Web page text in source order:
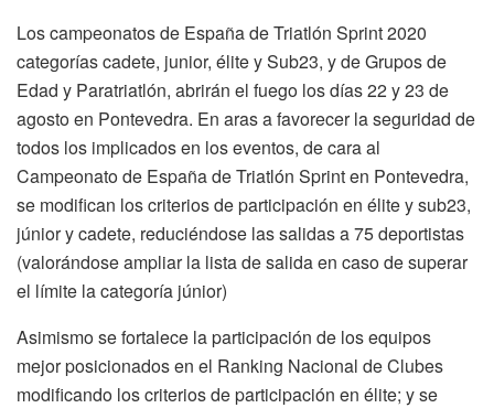
Los campeonatos de España de Triatlón Sprint 2020
categorías cadete, junior, élite y Sub23, y de Grupos de
Edad y Paratriatlón, abrirán el fuego los días 22 y 23 de
agosto en Pontevedra. En aras a favorecer la seguridad de
todos los implicados en los eventos, de cara al
Campeonato de España de Triatlón Sprint en Pontevedra,
se modifican los criterios de participación en élite y sub23,
júnior y cadete, reduciéndose las salidas a 75 deportistas
(valorándose ampliar la lista de salida en caso de superar
el límite la categoría júnior)
Asimismo se fortalece la participación de los equipos
mejor posicionados en el Ranking Nacional de Clubes
modificando los criterios de participación en élite; y se